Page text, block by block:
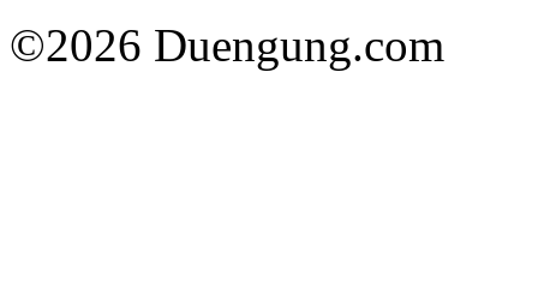
©2026 Duengung.com